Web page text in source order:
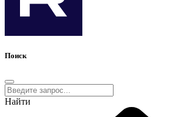
Поиск
Найти